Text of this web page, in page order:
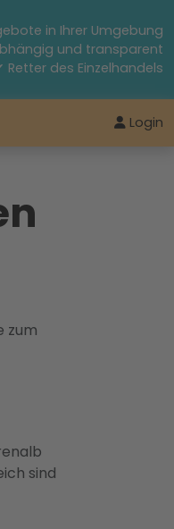
in Ihrer Umgebung
und transparent
Retter des Einzelhandels
Login
zum
sind